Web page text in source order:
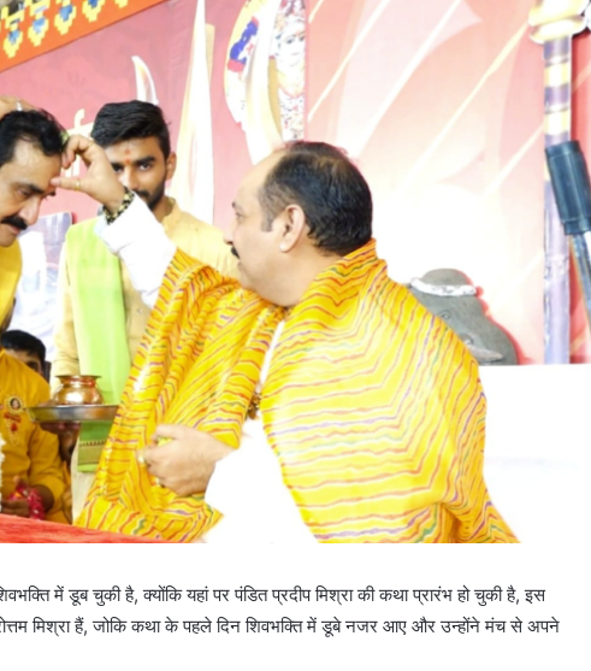
में डूब चुकी है, क्योंकि यहां पर पंडित प्रदीप मिश्रा की कथा प्रारंभ हो चुकी है, इस
मिश्रा हैं, जोकि कथा के पहले दिन शिवभक्ति में डूबे नजर आए और उन्होंने मंच से अपने